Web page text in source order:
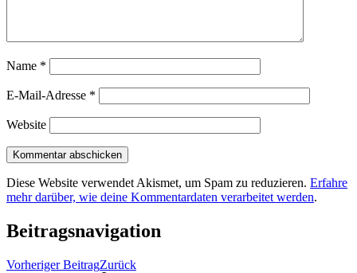
Name *
E-Mail-Adresse *
Website
Diese Website verwendet Akismet, um Spam zu reduzieren. Erfahre
mehr darüber, wie deine Kommentardaten verarbeitet werden.
Beitragsnavigation
Vorheriger BeitragZurück